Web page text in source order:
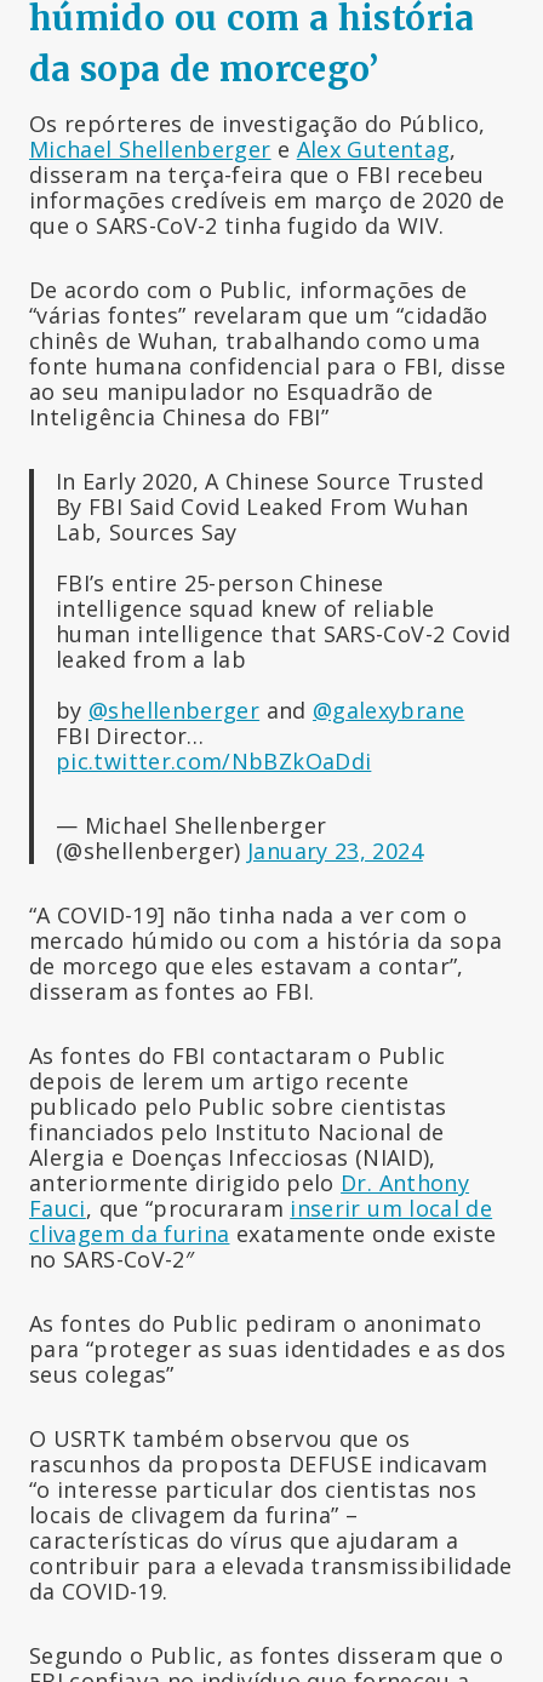
húmido ou com a história
da sopa de morcego’
Os repórteres de investigação do Público,
Michael Shellenberger e Alex Gutentag,
disseram na terça-feira que o FBI recebeu
informações credíveis em março de 2020 de
que o SARS-CoV-2 tinha fugido da WIV.
De acordo com o Public, informações de
“várias fontes” revelaram que um “cidadão
chinês de Wuhan, trabalhando como uma
fonte humana confidencial para o FBI, disse
ao seu manipulador no Esquadrão de
Inteligência Chinesa do FBI”
In Early 2020, A Chinese Source Trusted
By FBI Said Covid Leaked From Wuhan
Lab, Sources Say
FBI’s entire 25-person Chinese
intelligence squad knew of reliable
human intelligence that SARS-CoV-2 Covid
leaked from a lab
by @shellenberger and @galexybrane
FBI Director…
pic.twitter.com/NbBZkOaDdi
— Michael Shellenberger
(@shellenberger) January 23, 2024
“A COVID-19] não tinha nada a ver com o
mercado húmido ou com a história da sopa
de morcego que eles estavam a contar”,
disseram as fontes ao FBI.
As fontes do FBI contactaram o Public
depois de lerem um artigo recente
publicado pelo Public sobre cientistas
financiados pelo Instituto Nacional de
Alergia e Doenças Infecciosas (NIAID),
anteriormente dirigido pelo Dr. Anthony
Fauci, que “procuraram inserir um local de
clivagem da furina exatamente onde existe
no SARS-CoV-2″
As fontes do Public pediram o anonimato
para “proteger as suas identidades e as dos
seus colegas”
O USRTK também observou que os
rascunhos da proposta DEFUSE indicavam
“o interesse particular dos cientistas nos
locais de clivagem da furina” –
características do vírus que ajudaram a
contribuir para a elevada transmissibilidade
da COVID-19.
Segundo o Public, as fontes disseram que o